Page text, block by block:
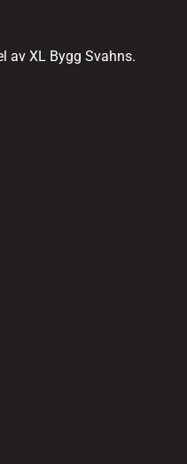
av XL Bygg Svahns.